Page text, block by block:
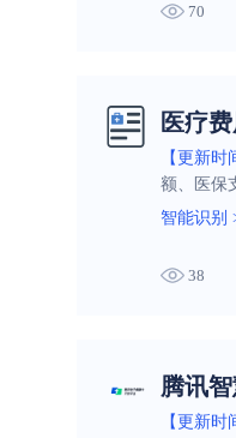
70
医疗
【更新时
额、医保
智能识别
38
腾讯
【更新时